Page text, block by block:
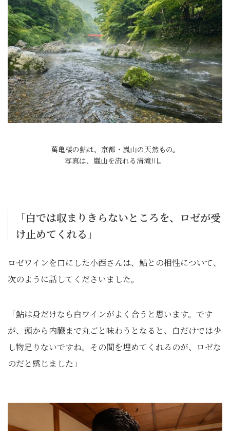
萬亀楼の鮎は、京都・嵐山の天然もの。
写真は、嵐山を流れる清滝川。
「白では収まりきらないところを、ロゼが受
け止めてくれる」
ロゼワインを口にした小西さんは、鮎との相性について、
次のように話してくださいました。
「鮎は身だけなら白ワインがよく合うと思います。です
が、頭から内臓まで丸ごと味わうとなると、白だけでは少
し物足りないですね。その間を埋めてくれるのが、ロゼな
のだと感じました」